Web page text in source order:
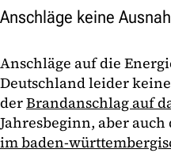
Anschläge keine
Anschläge auf die
Deutschland leider
derBrandanschlag auf
Jahresbeginn, aber
im baden-